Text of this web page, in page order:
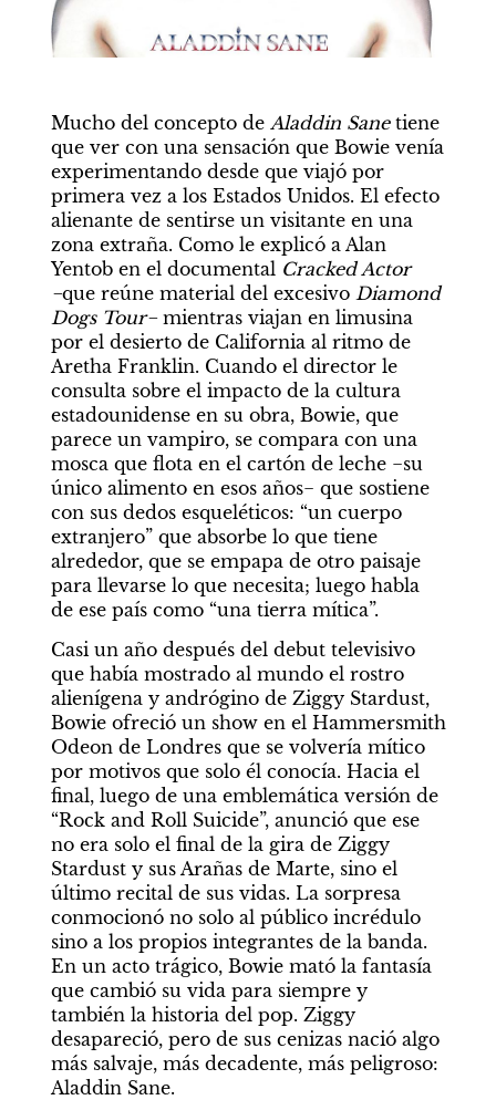
Mucho del concepto de Aladdin Sane tiene
que ver con una sensación que Bowie venía
experimentando desde que viajó por
primera vez a los Estados Unidos. El efecto
alienante de sentirse un visitante en una
zona extraña. Como le explicó a Alan
Yentob en el documental Cracked Actor
−que reúne material del excesivo Diamond
Dogs Tour− mientras viajan en limusina
por el desierto de California al ritmo de
Aretha Franklin. Cuando el director le
consulta sobre el impacto de la cultura
estadounidense en su obra, Bowie, que
parece un vampiro, se compara con una
mosca que flota en el cartón de leche −su
único alimento en esos años− que sostiene
con sus dedos esqueléticos: “un cuerpo
extranjero” que absorbe lo que tiene
alrededor, que se empapa de otro paisaje
para llevarse lo que necesita; luego habla
de ese país como “una tierra mítica”.
Casi un año después del debut televisivo
que había mostrado al mundo el rostro
alienígena y andrógino de Ziggy Stardust,
Bowie ofreció un show en el Hammersmith
Odeon de Londres que se volvería mítico
por motivos que solo él conocía. Hacia el
final, luego de una emblemática versión de
“Rock and Roll Suicide”, anunció que ese
no era solo el final de la gira de Ziggy
Stardust y sus Arañas de Marte, sino el
último recital de sus vidas. La sorpresa
conmocionó no solo al público incrédulo
sino a los propios integrantes de la banda.
En un acto trágico, Bowie mató la fantasía
que cambió su vida para siempre y
también la historia del pop. Ziggy
desapareció, pero de sus cenizas nació algo
más salvaje, más decadente, más peligroso:
Aladdin Sane.